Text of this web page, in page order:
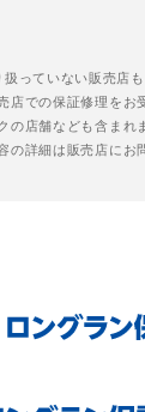
っていない販売店も
での保証修理をお
店舗なども含まれ
詳細は販売店にお